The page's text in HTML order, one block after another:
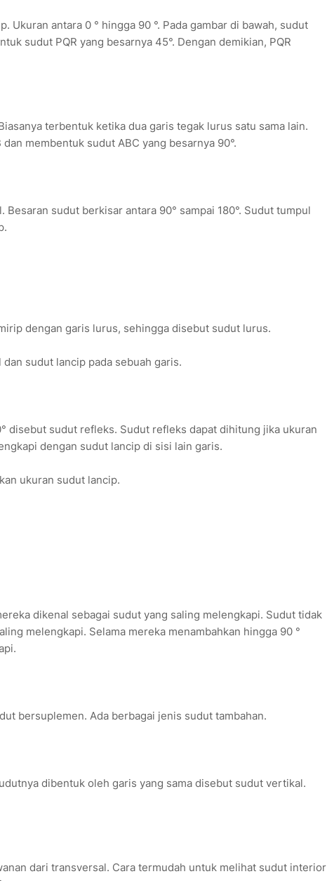
antara 0 ° hingga 90 °. Pada gambar di bawah, sudut
sudut PQR yang besarnya 45°. Dengan demikian, PQR
terbentuk ketika dua garis tegak lurus satu sama lain.
membentuk sudut ABC yang besarnya 90°.
sudut berkisar antara 90° sampai 180°. Sudut tumpul
dengan garis lurus, sehingga disebut sudut lurus.
sudut lancip pada sebuah garis.
disebut sudut refleks. Sudut refleks dapat dihitung jika ukuran
dengan sudut lancip di sisi lain garis.
ukuran sudut lancip.
dikenal sebagai sudut yang saling melengkapi. Sudut tidak
melengkapi. Selama mereka menambahkan hingga 90 °
bersuplemen. Ada berbagai jenis sudut tambahan.
dibentuk oleh garis yang sama disebut sudut vertikal.
dari transversal. Cara termudah untuk melihat sudut interior